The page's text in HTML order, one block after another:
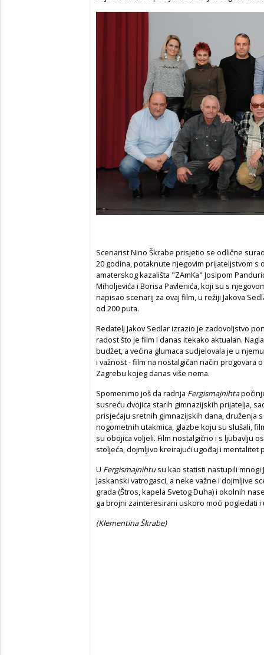
Scenarist Nino Škrabe prisjetio se odlične
20 godina, potaknute njegovim prijateljstvom s
amaterskog kazališta "ZAmKa" Josipom
Miholjevića i Borisa Pavlenića, koji su s
napisao scenarij za ovaj film, u režiji Jakova
od 200 puta.
Redatelj Jakov Sedlar izrazio je zadovoljstvo
radost što je film i danas itekako aktualan.
budžet, a većina glumaca sudjelovala je u
i važnost - film na nostalgičan način progovara
Zagrebu kojeg danas više nema.
​Spomenimo još da radnja Fergismajnihta
susreću dvojica starih gimnazijskih prijatelja,
prisjećaju sretnih gimnazijskih dana, druženja
nogometnih utakmica, glazbe koju su slušali,
su obojica voljeli. Film nostalgično i s ljubavlju
stoljeća, dojmljivo kreirajući ugođaj i mentalitet
U Fergismajnihtusu kao statisti nastupili mnogi
jaskanski vatrogasci, a neke važne i dojmljive
grada (Štros, kapela Svetog Duha) i okolnih
ga brojni zainteresirani uskoro moći pogledati i
(Klementina Škrabe)